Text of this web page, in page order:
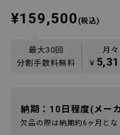
¥159,500 (税込)
最大30回
分割手数料無料
月々
￥
納期：10日程度(メー
欠品の際は納期約6ヶ月とな